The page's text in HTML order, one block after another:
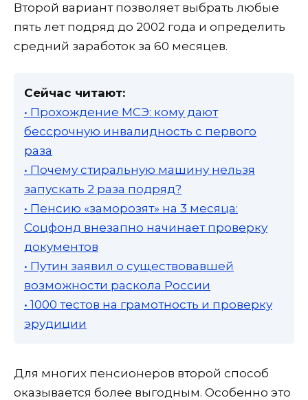
Второй вариант позволяет выбрать любые
пять лет подряд до 2002 года и определить
средний заработок за 60 месяцев.
Сейчас читают:
• Прохождение МСЭ: кому дают
бессрочную инвалидность с первого
раза
• Почему стиральную машину нельзя
запускать 2 раза подряд?
• Пенсию «заморозят» на 3 месяца:
Соцфонд внезапно начинает проверку
документов
• Путин заявил о существовавшей
возможности раскола России
• 1000 тестов на грамотность и проверку
эрудиции
Для многих пенсионеров второй способ
оказывается более выгодным. Особенно это